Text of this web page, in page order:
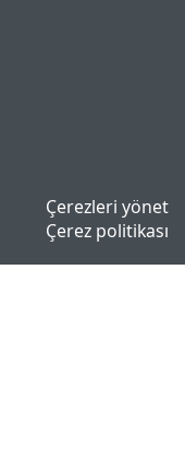
Çerezleri yönet
Çerez politikası